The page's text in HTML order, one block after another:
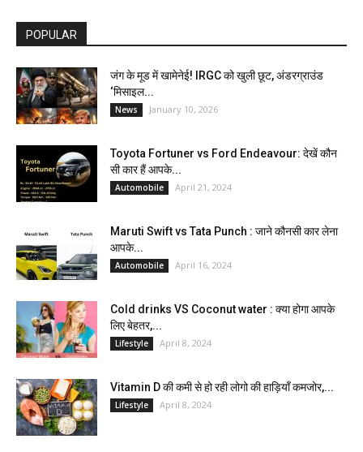
POPULAR
जंग के मूड में खामेनेई! IRGC को खुली छूट, अंडरग्राउंड
‘मिसाइल...
News January 10, 2026
Toyota Fortuner vs Ford Endeavour: देखें कौन
सी कार हैं आपके...
Automobile April 21, 2024
Maruti Swift vs Tata Punch : जाने कौनसी कार लेना
आपके...
Automobile April 16, 2024
Cold drinks VS Coconut water : क्या होगा आपके
लिए बेहतर,...
Lifestyle April 8, 2024
Vitamin D की कमी से हो रही लोगो की हाड़ियाँ कमजोर,...
Lifestyle April 8, 2024